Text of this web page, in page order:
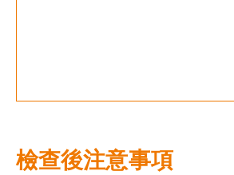
檢查後注意事項